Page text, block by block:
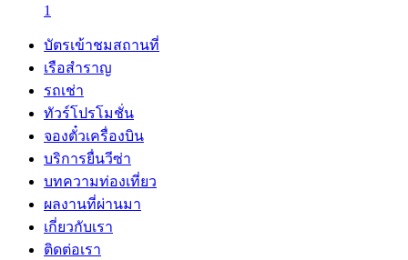
1
บัตรเข้าชมสถานที่
เรือสำราญ
รถเช่า
ทัวร์โปรโมชั่น
จองตั๋วเครื่องบิน
บริการยื่นวีซ่า
บทความท่องเที่ยว
ผลงานที่ผ่านมา
เกี่ยวกับเรา
ติดต่อเรา